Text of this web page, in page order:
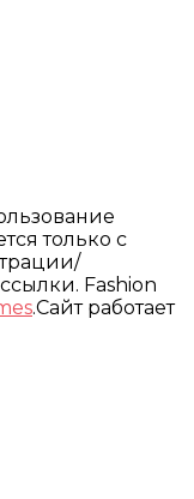
только с
Fashion
.Сайт работает